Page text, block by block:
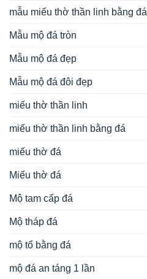
mẫu miếu thờ thần linh bằng đá
Mẫu mộ đá tròn
Mẫu mộ đá đẹp
Mẫu mộ đá đôi đẹp
miếu thờ thần linh
miếu thờ thần linh bằng đá
miếu thờ đá
Miếu thờ đá
Mộ tam cấp đá
Mộ tháp đá
mộ tổ bằng đá
mộ đá an táng 1 lần